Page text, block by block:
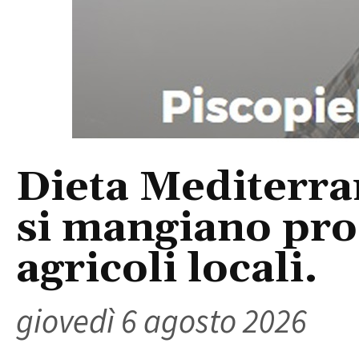
Dieta
si mangiano
agricoli locali.
giovedì 6 agosto 2026